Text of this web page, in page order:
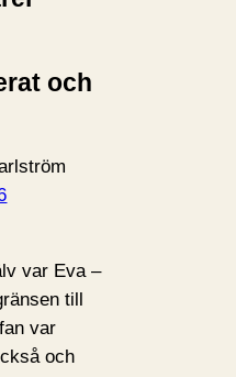
och
var Eva –
till
var
och